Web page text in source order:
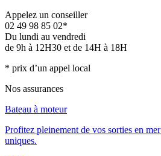
Appelez un conseiller
02 49 98 85 02*
Du lundi au vendredi
de 9h à 12H30 et de 14H à 18H
* prix d’un appel local
Nos assurances
Bateau à moteur
Profitez pleinement de vos sorties en
uniques.